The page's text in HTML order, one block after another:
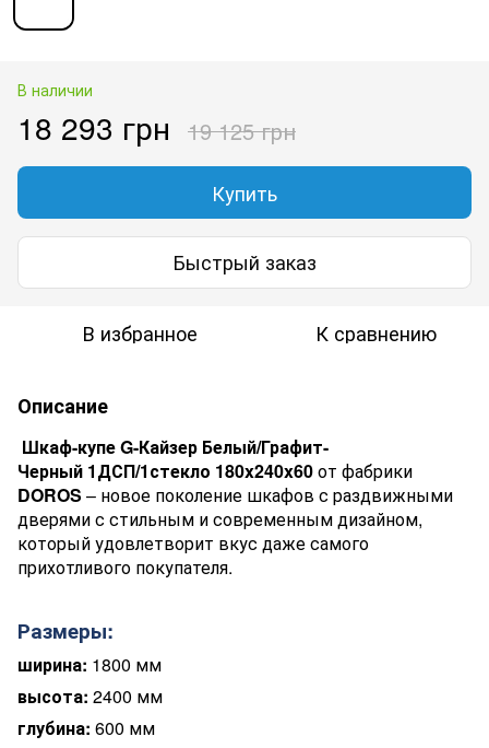
В наличии
18 293 грн 19 125 грн
Купить
Быстрый заказ
В избранное К сравнению
Описание
Шкаф-купеG-Кайзер Белый/Графит-
Черный 1ДСП/1стекло 180x240x60от фабрики
DOROS – новое поколение шкафов с раздвижными
дверями с стильным и современным дизайном,
который удовлетворит вкус даже самого
прихотливого покупателя.
Размеры:
ширина: 1800 мм
высота: 2400 мм
глубина: 600 мм